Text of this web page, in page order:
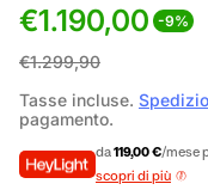
P
r
e
z
€1.190,00 -9%
P
r
e
z
€1.299,90
Tasse incluse.
pagamento.
da119,00 €/mese
scopri di più